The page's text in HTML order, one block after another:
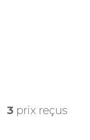
3 prix reçus